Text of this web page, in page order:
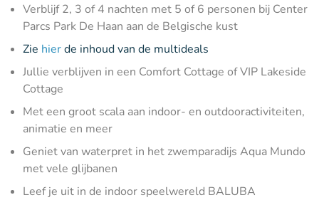
Verblijf 2, 3 of 4 nachten met 5 of 6 personen bij Center
Parcs Park De Haan aan de Belgische kust
Zie hierde inhoud van de multideals
Jullie verblijven in een Comfort Cottage of VIP Lakeside
Cottage
Met een groot scala aan indoor- en outdooractiviteiten,
animatie en meer
Geniet van waterpret in het zwemparadijs Aqua Mundo
met vele glijbanen
Leef je uit in de indoor speelwereld BALUBA